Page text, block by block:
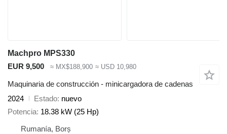
Machpro MPS330
EUR 9,500
≈ MX$188,900 ≈ USD 10,980
Maquinaria de construcción - minicargadora de cadenas
2024
Estado nuevo
Potencia 18.38 kW (25 Hp)
Rumanía, Borș